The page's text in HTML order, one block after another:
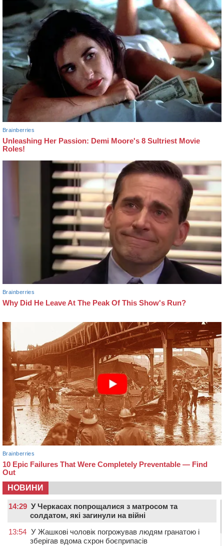
НОВИНИ
14:29 У Черкасах попрощалися з матросом та
солдатом, які загинули на війні
13:54 У Жашкові чоловік погрожував людям гранатою і
зберігав вдома схрон боєприпасів